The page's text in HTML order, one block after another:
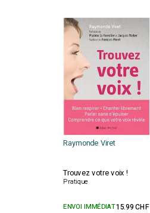
Raymonde Viret
Trouvez votre voix !
Pratique
ENVOI IMMÉDIAT15.99 CHF